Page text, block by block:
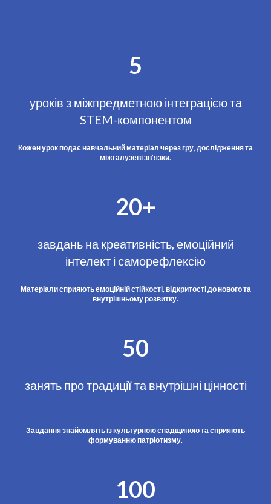
5
уроків з міжпредметною інтеграцією та
STEM-компонентом
Кожен урок подає навчальний матеріал через гру, дослідження та
міжгалузеві зв’язки.
20+
завдань на креативність, емоційний
інтелект і саморефлексію
Матеріали сприяють емоційній стійкості, відкритості до нового та
внутрішньому розвитку.
50
занять про традиції та внутрішні цінності
Завдання знайомлять із культурною спадщиною та сприяють
формуванню патріотизму.
100